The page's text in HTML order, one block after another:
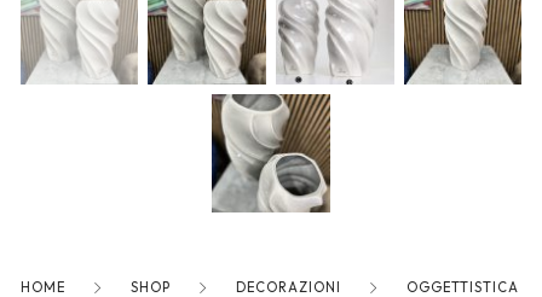
Community
Blog
Forums
Meetups
HOME SHOP DECORAZIONI OGGETTISTICA